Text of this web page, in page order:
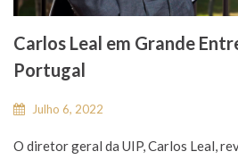
Carlos Leal em Grande
Portugal
Julho 6, 2022
O diretor geral da UIP, Carlos Leal,